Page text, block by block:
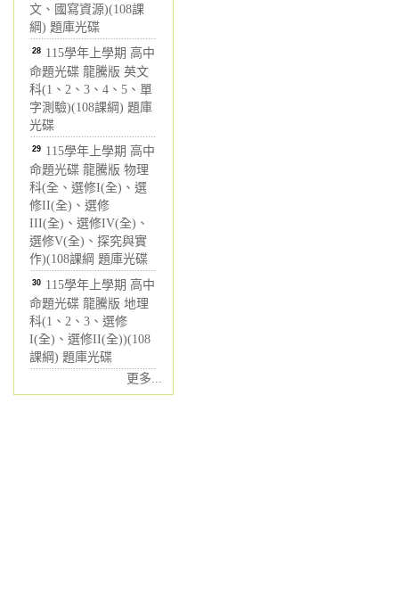
文、國寫資源)(108課
綱) 題庫光碟
28 115學年上學期 高中
命題光碟 龍騰版 英文
科(1、2、3、4、5、單
字測驗)(108課綱) 題庫
光碟
29 115學年上學期 高中
命題光碟 龍騰版 物理
科(全、選修I(全)、選
修II(全)、選修
III(全)、選修IV(全)、
選修V(全)、探究與實
作)(108課綱 題庫光碟
30 115學年上學期 高中
命題光碟 龍騰版 地理
科(1、2、3、選修
I(全)、選修II(全))(108
課綱) 題庫光碟
更多...